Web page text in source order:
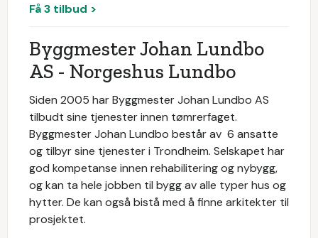
Få 3 tilbud >
Byggmester Johan Lundbo
AS - Norgeshus Lundbo
Siden 2005 har Byggmester Johan Lundbo AS
tilbudt sine tjenester innen tømrerfaget.
Byggmester Johan Lundbo består av 6 ansatte
og tilbyr sine tjenester i Trondheim. Selskapet har
god kompetanse innen rehabilitering og nybygg,
og kan ta hele jobben til bygg av alle typer hus og
hytter. De kan også bistå med å finne arkitekter til
prosjektet.